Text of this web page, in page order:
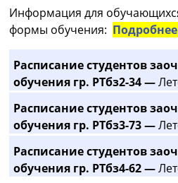
Информация для
формы обучения:
Расписание студентов
обучения гр. РТбз2-34 —
Расписание студентов
обучения гр. РТбз3-73 —
Расписание студентов
обучения гр. РТбз4-62 —